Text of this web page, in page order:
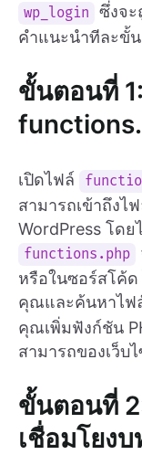
wp_login
ซึ่งจะ
คำแนะนำทีละขั้
ขั้นตอนที่
เปิดไฟล์
สามารถเข้าถึงไ
WordPress โด
functions.php
หรือในซอร์สโค้ด
คุณและค้นหาไฟ
คุณเพิ่มฟังก์ชัน
สามารถของเว็บ
ขั้นตอนที่
เชื่อมโยง